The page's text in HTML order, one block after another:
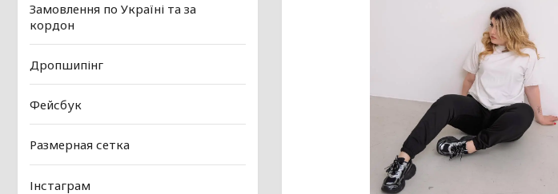
Замовлення по Україні та за
кордон
Дропшипінг
Фейсбук
Размерная сетка
Інстаграм